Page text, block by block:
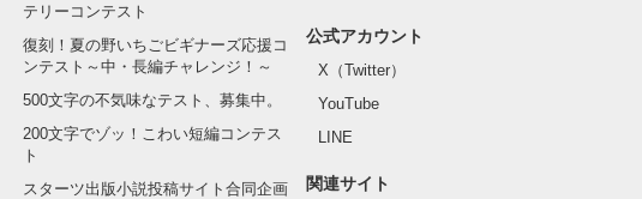
テリーコンテスト
復刻！夏の野いちごビギナーズ応援コ
ンテスト～中・長編チャレンジ！～
500文字の不気味なテスト、募集中。
200文字でゾッ！こわい短編コンテス
ト
スターツ出版小説投稿サイト合同企画
公式アカウント
X（Twitter）
YouTube
LINE
関連サイト